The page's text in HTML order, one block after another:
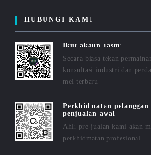
HUBUNGI KAMI
Ikut akaun rasmi
Secara biasa tekan
konsultasi industri dan
mel terbaru
Perkhidmatan pelanggan
penjualan awal
Ahli pre-jualan kami akan
perkhidmatan profesional